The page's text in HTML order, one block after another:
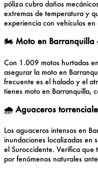
póliza cubra daños
extremas de temperatura y
experiencia con vehículos en
🏍️ Moto en Barranquilla
Con 1.009 motos hurtadas
asegurar la moto en
frecuente es el halado y el
tienes moto en Barranquilla,
🌧️ Aguaceros
Los aguaceros intensos en
inundaciones localizadas en
el Suroccidente. Verifica
por fenómenos naturales